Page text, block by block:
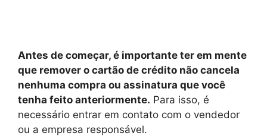
Antes de começar, é importante ter em mente
que remover o cartão de crédito não cancela
nenhuma compra ou assinatura que você
tenha feito anteriormente. Para isso, é
necessário entrar em contato com o vendedor
ou a empresa responsável.